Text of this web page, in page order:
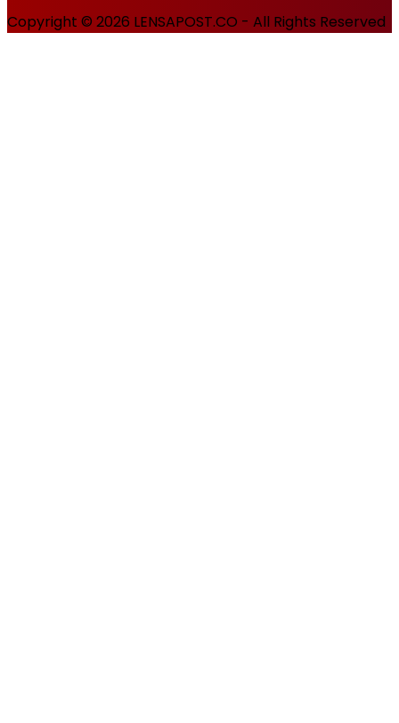
Copyright © 2026 LENSAPOST.CO - All Rights Reserved